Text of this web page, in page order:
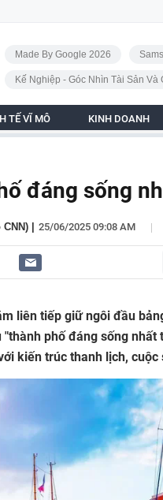
Made By Google 2026
Kế Nghiệp - Góc Nhìn Tài Sản Và
TẾ VĨ MÔ KINH DOANH
đáng sống
25/06/2025 09:08 AM |
liên tiếp giữ ngôi đầu
"thành phố đáng sống
kiến trúc thanh lịch,